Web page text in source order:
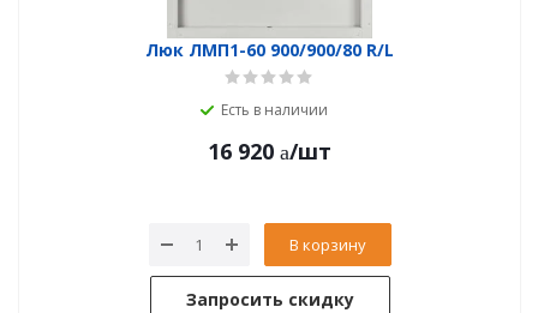
Люк ЛМП1-60 900/900/80 R/L
Есть в наличии
16 920 /шт
В корзину
Запросить скидку